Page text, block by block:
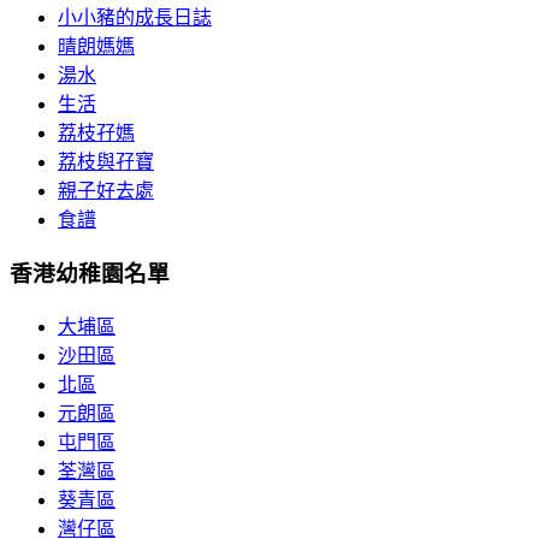
小小豬的成長日誌
晴朗媽媽
湯水
生活
荔枝孖媽
荔枝與孖寶
親子好去處
食譜
香港幼稚園名單
大埔區
沙田區
北區
元朗區
屯門區
荃灣區
葵青區
灣仔區